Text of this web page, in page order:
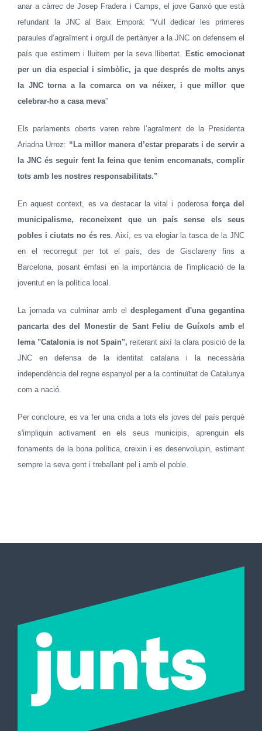
anar a càrrec de Josep Fradera i Camps, el jove Ganxó que està
refundant la JNC al Baix Emporà: “Vull dedicar les primeres
paraules d’agraïment i orgull de pertànyer a la JNC on defensem el
país que estimem i lluitem per la seva llibertat. Estic emocionat
per un dia especial i simbòlic, ja que després de molts anys
la JNC torna a la comarca on va néixer, i que millor que
celebrar-ho a casa meva”
Els parlaments oberts varen rebre l’agraïment de la Presidenta
Ariadna Urroz: “La millor manera d’estar preparats i de servir a
la JNC és seguir fent la feina que tenim encomanats, complir
tots amb les nostres responsabilitats.”
En aquest context, es va destacar la vital i poderosa força del
municipalisme, reconeixent que un país sense els seus
pobles i ciutats no és res. Així, es va elogiar la tasca de la JNC
en el recorregut per tot el país, des de Gisclareny fins a
Barcelona, posant èmfasi en la importància de l'implicació de la
joventut en la política local.
La jornada va culminar amb el desplegament d'una gegantina
pancarta des del Monestir de Sant Feliu de Guíxols amb el
lema "Catalonia is not Spain", reiterant així la clara posició de la
JNC en defensa de la identitat catalana i la necessària
independència del regne espanyol per a la continuïtat de Catalunya
com a nació.
Per concloure, es va fer una crida a tots els joves del país perquè
s'impliquin activament en els seus municipis, aprenguin els
fonaments de la bona política, creixin i es desenvolupin, estimant
sempre la seva gent i treballant pel i amb el poble.